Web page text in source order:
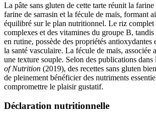
La pâte sans gluten de cette tarte réunit la
farine de sarrasin et la fécule de maïs, formant
équilibré sur le plan nutritionnel. Le riz
complexes et des vitamines du groupe B,
en rutine, possède des propriétés antioxydantes
la santé vasculaire. La fécule de maïs, associée
une texture souple. Selon des publications dans
of Nutrition (2019), des recettes sans gluten
de pleinement bénéficier des nutriments
compromettre le plaisir gustatif.
Déclaration nutritionnelle